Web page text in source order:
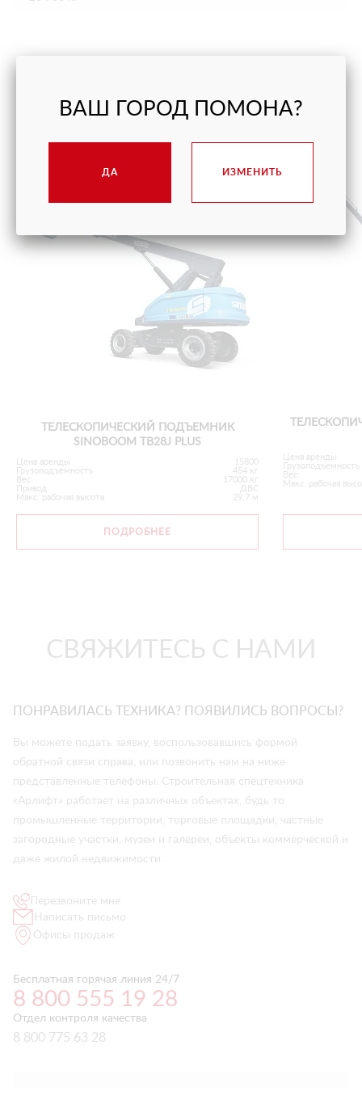
ПОДОБНЫЕ МОДЕЛИ
ТЕЛЕСКОПИЧЕСКИЙ ПОДЪЕМНИК
SINOBOOM TB28J PLUS
Цена аренды
15800
Грузоподъемность
454 кг
Вес
17000 кг
Привод
ДВС
Макс. рабочая высота
29.7 м
ПОДРОБНЕЕ
Цена аренды
Грузоподъемность
Вес
Макс. рабочая
СВЯЖИТЕСЬ С НАМИ
ПОНРАВИЛАСЬ ТЕХНИКА? ПОЯВИЛИСЬ ВОПРОСЫ?
Вы можете подать заявку, воспользовавшись формой
обратной связи справа, или позвонить нам на ниже
представленные телефоны. Строительная спецтехника
«Арлифт» работает на различных объектах, будь то
промышленные территории, торговые площадки, частные
загородные участки, музеи и галереи, объекты коммерческой и
даже жилой недвижимости.
Перезвоните мне
Написать письмо
Офисы продаж
Бесплатная горячая линия 24/7
8 800 555 19 28
Отдел контроля качества
8 800 775 63 28
ВАШ ГОРОД ПОМОНА?
ДА ИЗМЕНИТЬ